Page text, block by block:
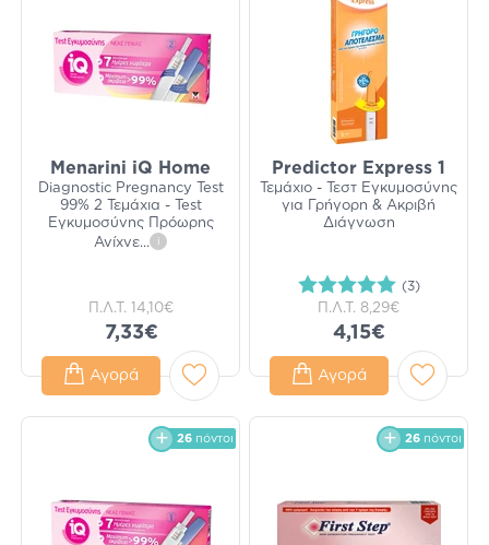
Menarini iQ Home
Diagnostic Pregnancy Test
99% 2 Τεμάχια - Test
Εγκυμοσύνης Πρόωρης
Ανίχνε... i
Π.Λ.Τ. 14,10€
7,33€
Αγορά
Predictor Express 1
Τεμάχιο - Τεστ Εγκυμοσύνης
για Γρήγορη & Ακριβή
Διάγνωση
(3)
Π.Λ.Τ. 8,29€
4,15€
Αγορά
26 πόντοι 26 πόντοι